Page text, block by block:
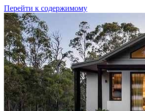
Перейти к содержимому